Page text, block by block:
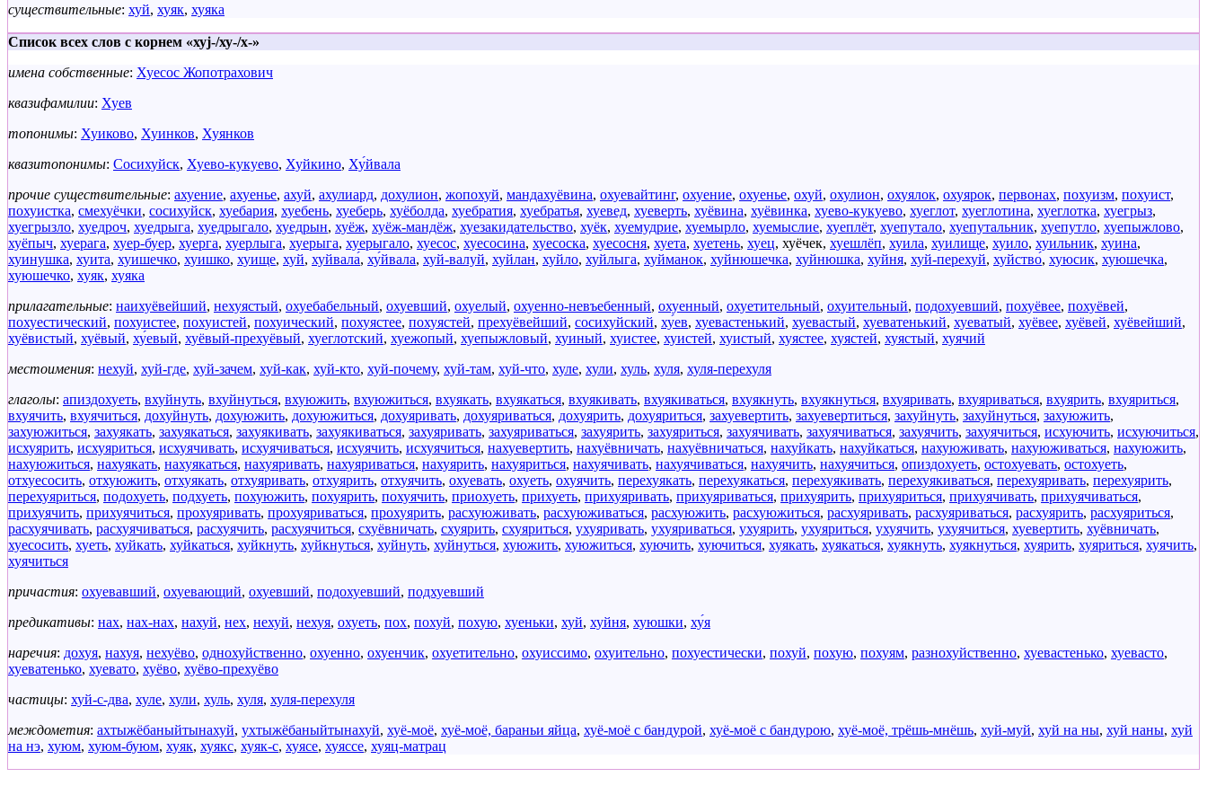
существительные: хуй, хуяк, хуяка
Список всех слов с корнем «хуj-/ху-/х-»
имена собственные: Хуесос Жопотрахович
квазифамилии: Хуев
топонимы: Хуиково, Хуинков, Хуянков
квазитопонимы: Сосихуйск, Хуево-кукуево, Хуйкино, Ху́йвала
прочие существительные: ахуение, ахуенье, ахуй, ахулиард, дохулион, жопохуй, мандахуёвина, охуевайтинг, охуение, охуенье, охуй, охулион, охуялок, охуярок, первонах, похуизм, похуист,
похуистка, смехуёчки, сосихуйск, хуебария, хуебень, хуеберь, хуёболда, хуебратия, хуебратья, хуевед, хуеверть, хуёвина, хуёвинка, хуево-кукуево, хуеглот, хуеглотина, хуеглотка, хуегрыз,
хуегрызло, хуедроч, хуедрыга, хуедрыгало, хуедрын, хуёж, хуёж-мандёж, хуезакидательство, хуёк, хуемудрие, хуемырло, хуемыслие, хуеплёт, хуепутало, хуепутальник, хуепутло, хуепыжлово,
хуёпыч, хуерага, хуер-буер, хуерга, хуерлыга, хуерыга, хуерыгало, хуесос, хуесосина, хуесоска, хуесосня, хуета, хуетень, хуец, хуёчек, хуешлёп, хуила, хуилище, хуило, хуильник, хуина,
хуинушка, хуита, хуишечко, хуишко, хуище, хуй, хуйвала́, ху́йвала, хуй-валуй, хуйлан, хуйло, хуйлыга, хуйманок, хуйнюшечка, хуйнюшка, хуйня, хуй-перехуй, хуйство́, хуюсик, хуюшечка,
хуюшечко, хуяк, хуяка
прилагательные: наихуёвейший, нехуястый, охуебабельный, охуевший, охуелый, охуенно-невъебенный, охуенный, охуетительный, охуительный, подохуевший, похуёвее, похуёвей,
похуестический, похуистее, похуистей, похуический, похуястее, похуястей, прехуёвейший, сосихуйский, ху́ев, хуевастенький, хуевастый, хуеватенький, хуеватый, хуёвее, хуёвей, хуёвейший,
хуёвистый, хуёвый, ху́евый, хуёвый-прехуёвый, хуеглотский, хуежопый, хуепыжловый, хуиный, хуистее, хуистей, хуистый, хуястее, хуястей, хуястый, хуячий
местоимения: нехуй, хуй-где, хуй-зачем, хуй-как, хуй-кто, хуй-почему, хуй-там, хуй-что, хуле, хули, хуль, хуля, хуля-перехуля
глаголы: апиздохуеть, вхуйнуть, вхуйнуться, вхуюжить, вхуюжиться, вхуякать, вхуякаться, вхуякивать, вхуякиваться, вхуякнуть, вхуякнуться, вхуяривать, вхуяриваться, вхуярить, вхуяриться,
вхуячить, вхуячиться, дохуйнуть, дохуюжить, дохуюжиться, дохуяривать, дохуяриваться, дохуярить, дохуяриться, захуевертить, захуевертиться, захуйнуть, захуйнуться, захуюжить,
захуюжиться, захуякать, захуякаться, захуякивать, захуякиваться, захуяривать, захуяриваться, захуярить, захуяриться, захуячивать, захуячиваться, захуячить, захуячиться, исхуючить, исхуючиться,
исхуярить, исхуяриться, исхуячивать, исхуячиваться, исхуячить, исхуячиться, нахуевертить, нахуёвничать, нахуёвничаться, нахуйкать, нахуйкаться, нахуюживать, нахуюживаться, нахуюжить,
нахуюжиться, нахуякать, нахуякаться, нахуяривать, нахуяриваться, нахуярить, нахуяриться, нахуячивать, нахуячиваться, нахуячить, нахуячиться, опиздохуеть, остохуевать, остохуеть,
отхуесосить, отхуюжить, отхуякать, отхуяривать, отхуярить, отхуячить, охуевать, охуеть, охуячить, перехуякать, перехуякаться, перехуякивать, перехуякиваться, перехуяривать, перехуярить,
перехуяриться, подохуеть, подхуеть, похуюжить, похуярить, похуячить, приохуеть, прихуеть, прихуяривать, прихуяриваться, прихуярить, прихуяриться, прихуячивать, прихуячиваться,
прихуячить, прихуячиться, прохуяривать, прохуяриваться, прохуярить, расхуюживать, расхуюживаться, расхуюжить, расхуюжиться, расхуяривать, расхуяриваться, расхуярить, расхуяриться,
расхуячивать, расхуячиваться, расхуячить, расхуячиться, схуёвничать, схуярить, схуяриться, ухуяривать, ухуяриваться, ухуярить, ухуяриться, ухуячить, ухуячиться, хуевертить, хуёвничать,
хуесосить, хуеть, хуйкать, хуйкаться, хуйкнуть, хуйкнуться, хуйнуть, хуйнуться, хуюжить, хуюжиться, хуючить, хуючиться, хуякать, хуякаться, хуякнуть, хуякнуться, хуярить, хуяриться, хуячить,
хуячиться
причастия: охуевавший, охуевающий, охуевший, подохуевший, подхуевший
предикативы: нах, нах-нах, нахуй, нех, нехуй, нехуя, охуеть, пох, похуй, похую, хуеньки, хуй, хуйня, хуюшки, ху́я
наречия: дохуя, нахуя, нехуёво, однохуйственно, охуенно, охуенчик, охуетительно, охуиссимо, охуительно, похуестически, похуй, похую, похуям, разнохуйственно, хуевастенько, хуевасто,
хуеватенько, хуевато, хуёво, хуёво-прехуёво
частицы: хуй-с-два, хуле, хули, хуль, хуля, хуля-перехуля
междометия: ахтыжёбаныйтынахуй, ухтыжёбаныйтынахуй, хуё-моё, хуё-моё, бараньи яйца, хуё-моё с бандурой, хуё-моё с бандурою, хуё-моё, трёшь-мнёшь, хуй-муй, хуй на ны, хуй наны, хуй
на нэ, хуюм, хуюм-буюм, хуяк, хуякс, хуяк-с, хуясе, хуяссе, хуяц-матрац